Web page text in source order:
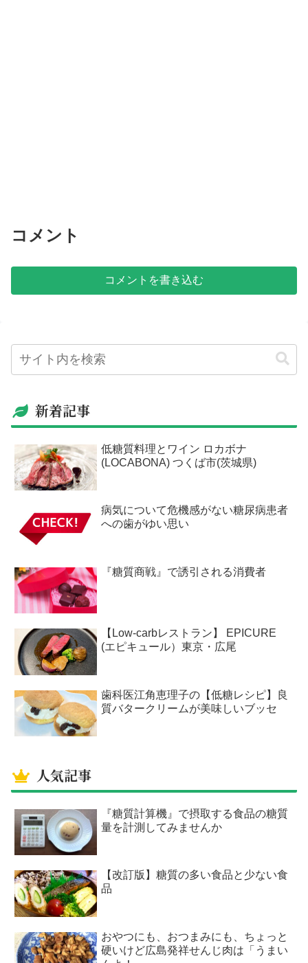
コメント
コメントを書き込む
新着記事
低糖質料理とワイン ロカボナ
(LOCABONA) つくば市(茨城県)
病気について危機感がない糖尿病患者
への歯がゆい思い
『糖質商戦』で誘引される消費者
【Low-carbレストラン】 EPICURE
(エピキュール）東京・広尾
歯科医江角恵理子の【低糖レシピ】良
質バタークリームが美味しいブッセ
人気記事
『糖質計算機』で摂取する食品の糖質
量を計測してみませんか
【改訂版】糖質の多い食品と少ない食
品
おやつにも、おつまみにも、ちょっと
硬いけど広島発祥せんじ肉は「うまい